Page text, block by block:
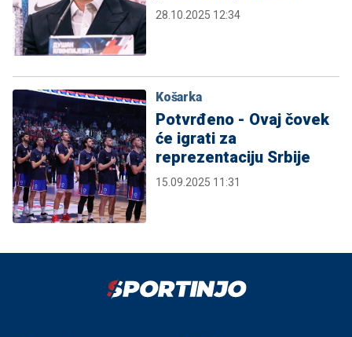
28.10.2025 12:34
Košarka
Potvrđeno - Ovaj čovek
će igrati za
reprezentaciju Srbije
15.09.2025 11:31